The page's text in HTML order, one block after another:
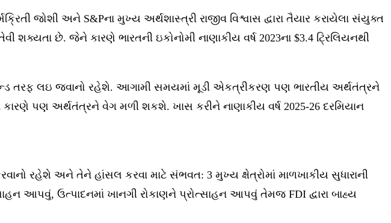
જોશી અને S&Pના મુખ્ય અર્થશાસ્ત્રી રાજીવ વિશ્વાસ દ્વારા તૈયાર કરાયેલા સંયુક્ત
શક્યતા છે. જેને કારણે ભારતની ઇકોનોમી નાણાકીય વર્ષ 2023ના $3.4 ટ્રિલિયનથી
તરફ લઇ જવાનો રહેશે. આગામી સમયમાં મૂડી એકત્રીકરણ પણ ભારતીય અર્થતંત્રને
પણ અર્થતંત્રને વેગ મળી શકશે. ખાસ કરીને નાણાકીય વર્ષ 2025-26 દરમિયાન
રહેશે અને તેને હાંસલ કરવા માટે સંભવત: 3 મુખ્ય ક્ષેત્રોમાં માળખાકીય સુધારાની
આપવું, ઉત્પાદનમાં ખાનગી રોકાણને પ્રોત્સાહન આપવું તેમજ FDI દ્વારા બાહ્ય